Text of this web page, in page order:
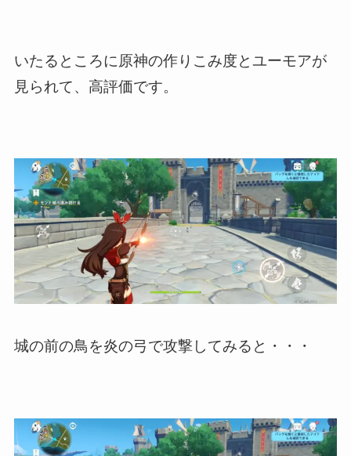
いたるところに原神の作りこみ度とユーモアが
見られて、高評価です。
城の前の鳥を炎の弓で攻撃してみると・・・